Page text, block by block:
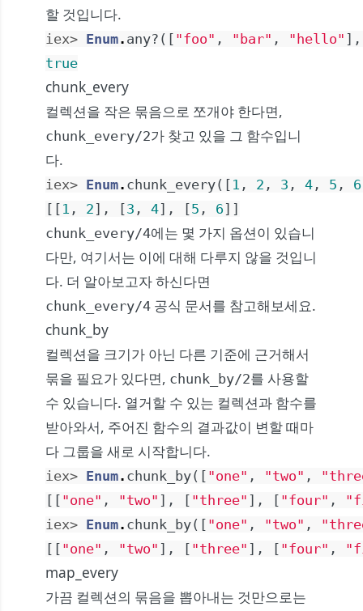
할 것입니다.
iex> Enum. any? ( [ "foo" , "bar" , "hello" ] ,
true
chunk_every
컬렉션을 작은 묶음으로 쪼개야 한다면,
chunk_every/2가 찾고 있을 그 함수입니
다.
iex> Enum. chunk_every( [ 1 , 2 , 3 , 4 , 5 , 6
[ [ 1 , 2] , [3 , 4] , [5 , 6] ]
chunk_every/4에는 몇 가지 옵션이 있습니
다만, 여기서는 이에 대해 다루지 않을 것입니
다. 더 알아보고자 하신다면
chunk_every/4 공식 문서를 참고해보세요.
chunk_by
컬렉션을 크기가 아닌 다른 기준에 근거해서
묶을 필요가 있다면, chunk_by/2를 사용할
수 있습니다. 열거할 수 있는 컬렉션과 함수를
받아와서, 주어진 함수의 결과값이 변할 때마
다 그룹을 새로 시작합니다.
iex> Enum. chunk_by( [ "one" , "two" ,
[ [ "one" , "two" ] , [ "three" ] , [ "four" ,
iex> Enum. chunk_by( [ "one" , "two" ,
[ [ "one" , "two" ] , [ "three" ] , [ "four" ,
map_every
가끔 컬렉션의 묶음을 뽑아내는 것만으로는